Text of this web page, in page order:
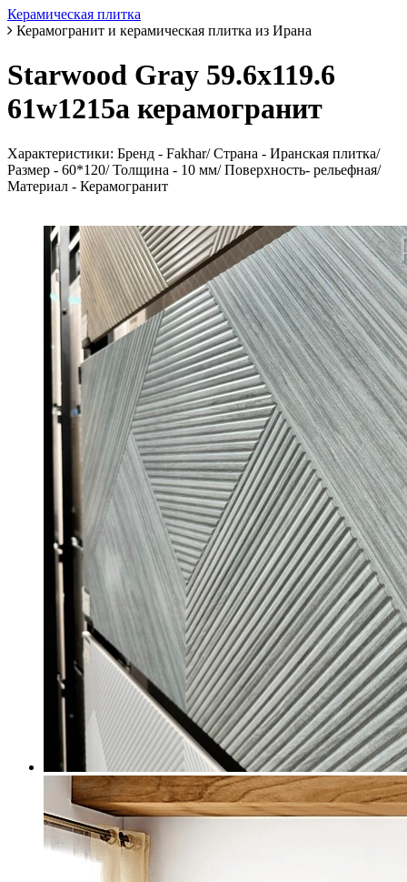
Керамическая плитка
Керамогранит и керамическая плитка из Ирана
Starwood Gray 59.6х119.6
61w1215a керамогранит
Характеристики: Бренд - Fakhar/ Страна - Иранская плитка/
Размер - 60*120/ Толщина - 10 мм/ Поверхность- рельефная/
Материал - Керамогранит